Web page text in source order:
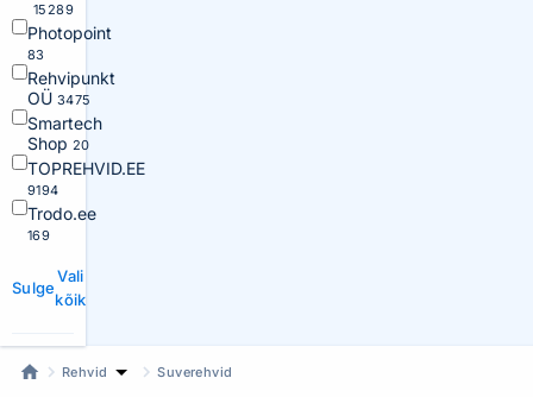
15289
Photopoint
83
Rehvipunkt
OÜ 3475
Smartech
Shop 20
TOPREHVID.EE
9194
Trodo.ee
169
Sulge
Vali
kõik
Rehvid Suverehvid